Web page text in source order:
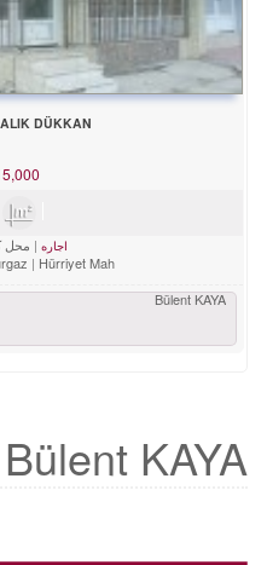
DÜKKAN
اجاره محل
Hürriyet Mah.
Bülent KAYA
Bülent KAYA / نظرات